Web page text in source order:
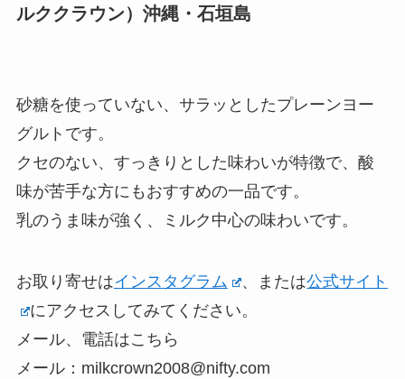
ルククラウン）沖縄・石垣島
砂糖を使っていない、サラッとしたプレーンヨー
グルトです。
クセのない、すっきりとした味わいが特徴で、酸
味が苦手な方にもおすすめの一品です。
乳のうま味が強く、ミルク中心の味わいです。
お取り寄せはインスタグラム 、または公式サイト
にアクセスしてみてください。
メール、電話はこちら
メール：milkcrown2008@nifty.com